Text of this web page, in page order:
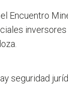
Encuentro
seguridad